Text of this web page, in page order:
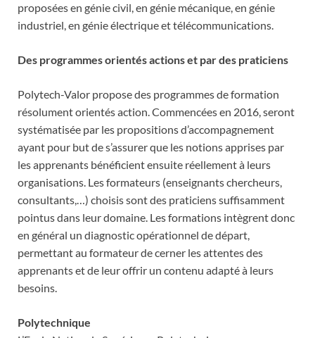
proposées en génie civil, en génie mécanique, en génie
industriel, en génie électrique et télécommunications.
Des programmes orientés actions et par des praticiens
Polytech-Valor propose des programmes de formation
résolument orientés action. Commencées en 2016, seront
systématisée par les propositions d’accompagnement
ayant pour but de s’assurer que les notions apprises par
les apprenants bénéficient ensuite réellement à leurs
organisations. Les formateurs (enseignants chercheurs,
consultants,…) choisis sont des praticiens suffisamment
pointus dans leur domaine. Les formations intègrent donc
en général un diagnostic opérationnel de départ,
permettant au formateur de cerner les attentes des
apprenants et de leur offrir un contenu adapté à leurs
besoins.
Polytechnique